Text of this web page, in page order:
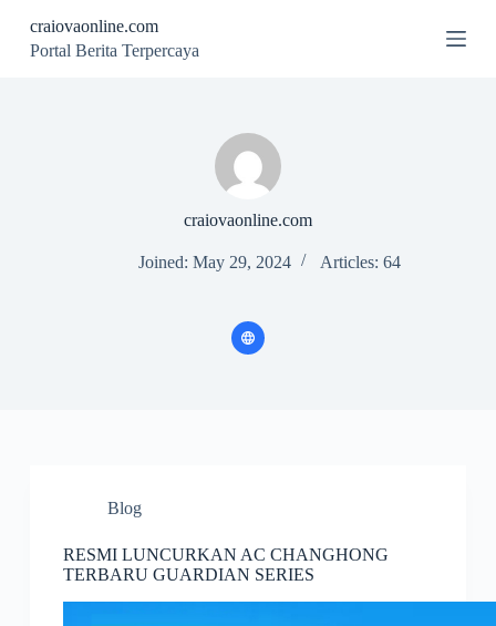
S
k
craiovaonline.com
Portal Berita Terpercaya
craiovaonline.com
Joined: May 29, 2024 Articles: 64
Blog
RESMI LUNCURKAN AC CHANGHONG
TERBARU GUARDIAN SERIES